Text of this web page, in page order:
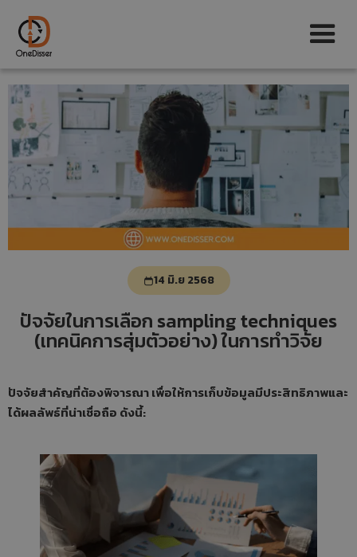
14 มิ.ย 2568
ปัจจัยในการเลือก sampling techniques
(เทคนิคการสุ่มตัวอย่าง) ในการทำวิจัย
ปัจจัยสำคัญที่ต้องพิจารณา เพื่อให้การเก็บข้อมูลมีประสิทธิภาพและ
ได้ผลลัพธ์ที่น่าเชื่อถือ ดังนี้: